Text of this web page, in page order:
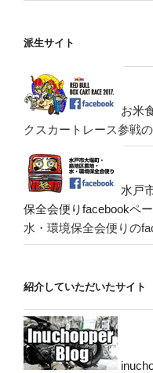
派生サイト
お米
クスカートレース参戦
水戸
保全会便りfacebookペ
水・環境保全会便りの
紹介していただいたサイト